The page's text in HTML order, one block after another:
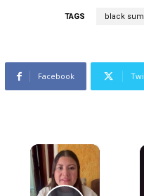
TAGS black
Facebook
×